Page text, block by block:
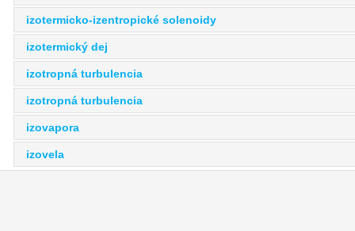
izotermicko-izentropické solenoidy
izotermický dej
izotropná turbulencia
izotropná turbulencia
izovapora
izovela